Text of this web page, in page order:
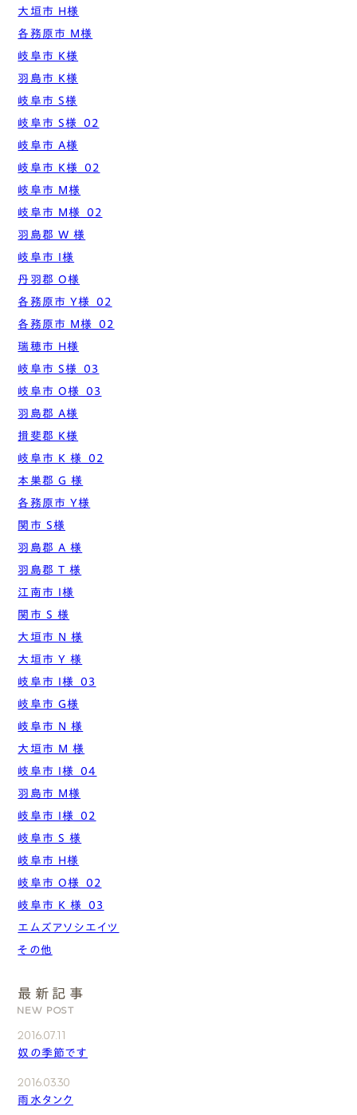
大垣市 H様
各務原市 M様
岐阜市 K様
羽島市 K様
岐阜市 S様
岐阜市 S様_02
岐阜市 A様
岐阜市 K様_02
岐阜市 M様
岐阜市 M様_02
羽島郡 W 様
岐阜市 I様
丹羽郡 O様
各務原市 Y様_02
各務原市 M様_02
瑞穂市 H様
岐阜市 S様_03
岐阜市 O様_03
羽島郡 A様
揖斐郡 K様
岐阜市 K 様_02
本巣郡 G 様
各務原市 Y様
関市 S様
羽島郡 A 様
羽島郡 T 様
江南市 I様
関市 S 様
大垣市 N 様
大垣市 Y 様
岐阜市 I様_03
岐阜市 G様
岐阜市 N 様
大垣市 M 様
岐阜市 I様_04
羽島市 M様
岐阜市 I様_02
岐阜市 S 様
岐阜市 H様
岐阜市 O様_02
岐阜市 K 様_03
エムズアソシエイツ
その他
最新記事
NEW POST
2016.07.11
奴の季節です
2016.03.30
雨水タンク